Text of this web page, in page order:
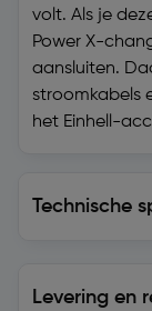
volt. Als je
Power X-
aansluiten.
stroomkabels
het Einhell-
Technische
Levering en